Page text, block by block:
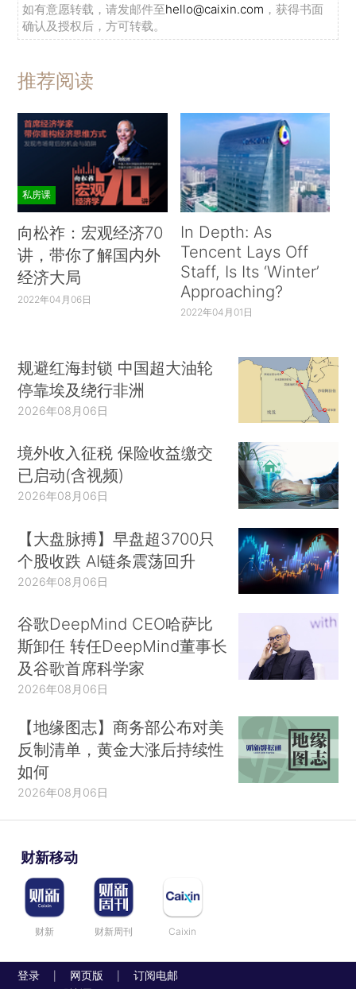
如有意愿转载，请发邮件至hello@caixin.com ，获得书面
确认及授权后，方可转载。
推荐阅读
私房课
向松祚：宏观经济70
讲，带你了解国内外
经济大局
2022年04月06日
In Depth: As
Tencent Lays Off
Staff, Is Its ‘Winter’
Approaching?
2022年04月01日
规避红海封锁 中国超大油轮
停靠埃及绕行非洲
2026年08月06日
境外收入征税 保险收益缴交
已启动(含视频)
2026年08月06日
【大盘脉搏】早盘超3700只
个股收跌 AI链条震荡回升
2026年08月06日
谷歌DeepMind CEO哈萨比
斯卸任 转任DeepMind董事长
及谷歌首席科学家
2026年08月06日
【地缘图志】商务部公布对美
反制清单，黄金大涨后持续性
如何
2026年08月06日
财新移动
财新 财新周刊 Caixin
登录 网页版 订阅电邮